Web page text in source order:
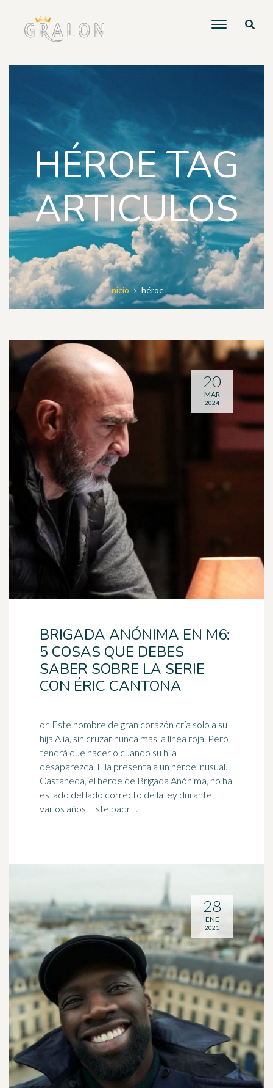
HÉROE TAG
ARTICULOS
Inicio héroe
BRIGADA ANÓNIMA EN M6:
5 COSAS QUE DEBES
SABER SOBRE LA SERIE
CON ÉRIC CANTONA
or. Este hombre de gran corazón cría solo a su
hija Alia, sin cruzar nunca más la línea roja. Pero
tendrá que hacerlo cuando su hija
desaparezca. Ella presenta a un héroe inusual.
Castaneda, el héroe de Brigada Anónima, no ha
estado del lado correcto de la ley durante
varios años. Este padr ...
20
MAR
2024
28
ENE
2021